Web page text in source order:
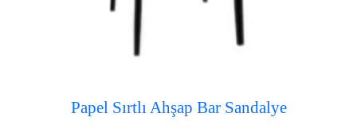
Papel Sırtlı Ahşap Bar Sandalye